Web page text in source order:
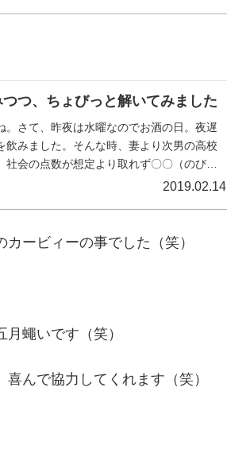
つ、ちょびっと解いてみました
。さて、昨夜は水曜なのでお酒の日。夜遅
みました。そんな時、妻より次男の高校
会の点数が想定より取れず〇〇（のび太
2019.02.14
ービィーの事でした（笑）
蠅いです（笑）
んで協力してくれます（笑）